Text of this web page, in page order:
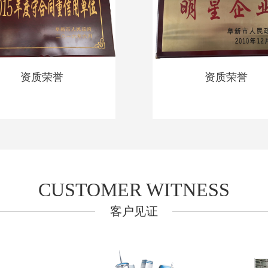
资质荣誉 资质荣誉
CUSTOMER WITNESS
客户见证